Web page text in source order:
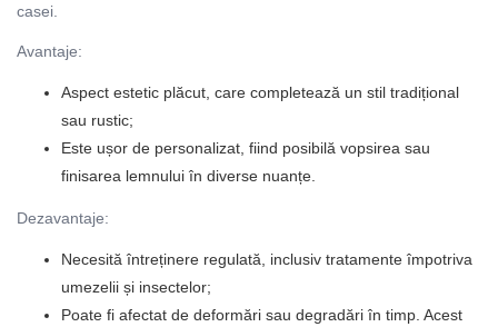
casei.
Avantaje:
Aspect estetic plăcut, care completează un stil tradițional
sau rustic;
Este ușor de personalizat, fiind posibilă vopsirea sau
finisarea lemnului în diverse nuanțe.
Dezavantaje:
Necesită întreținere regulată, inclusiv tratamente împotriva
umezelii și insectelor;
Poate fi afectat de deformări sau degradări în timp. Acest